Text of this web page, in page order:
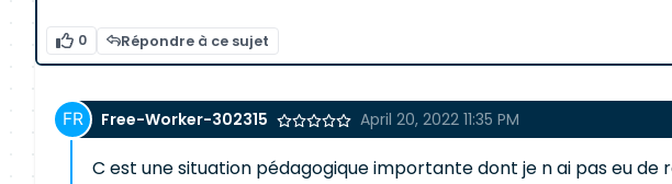
0 Répondre à ce sujet
Free-Worker-302315 April 20, 2022 11:35 PM
C est une situation pédagogique importante dont je n ai pas eu